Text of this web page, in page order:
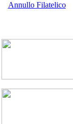
Annullo Filatelico